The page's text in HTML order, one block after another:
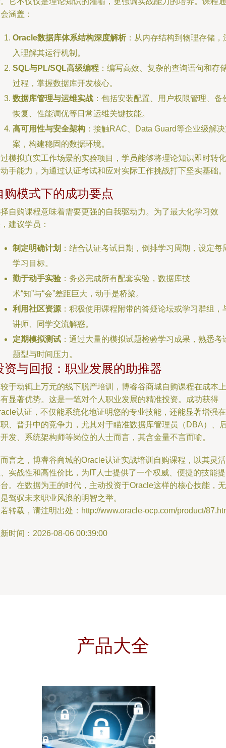
涵盖：
Oracle数据库体系结构深度解析：从内存结构到物理存储，
入理解其运行机制。
SQL与PL/SQL高级编程 ：编写高效、复杂的查询语句和存
过程，掌握数据库开发核心。
数据库管理与运维实战 ：包括安装配置、用户权限管理、备
恢复、性能调优等日常运维关键技能。
高可用性与安全架构 ：接触RAC、Data Guard等企业级解
案，构建稳固的数据环境。
模拟真实工作场景的实验项目，学员能够将理论知识即时转化
手能力，为通过认证考试和应对实际工作挑战打下坚实基础。
购模式下的成功要点
自购课程意味着需要更强的自我驱动力。为了最大化学习效
建议学员：
制定明确计划 ：结合认证考试日期，倒排学习周期，设定每
学习目标。
勤于动手实验 ：务必完成所有配套实验，数据库技
术“知”与“会”差距巨大，动手是桥梁。
利用社区资源 ：积极使用课程附带的答疑论坛或学习群组，
讲师、同学交流解惑。
定期模拟测试 ：通过大量的模拟试题检验学习成果，熟悉考
题型与时间压力。
资与回报：职业发展的助推器
于动辄上万元的线下脱产培训，博睿谷商城自购课程在成本上
显著优势。这是一笔对个人职业发展的精准投资。成功获得
认证，不仅能系统化地证明您的专业技能，还能显著增强在
、晋升中的竞争力，尤其对于瞄准数据库管理员（DBA）、
发、系统架构师等岗位的人士而言，其含金量不言而喻。
言之，博睿谷商城的Oracle认证实战培训自购课程，以其灵活
实战性和高性价比，为IT人士提供了一个权威、便捷的技能
。在数据为王的时代，主动投资于Oracle这样的核心技能，无
驾驭未来职业风浪的明智之举。
转载，请注明出处：http://www.oracle-ocp.com/product/
时间：2026-08-06 00:39:00
产品大全